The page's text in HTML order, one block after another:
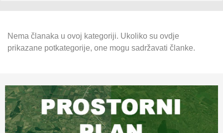
Nema članaka u ovoj kategoriji. Ukoliko su ovdje
prikazane potkategorije, one mogu sadržavati članke.